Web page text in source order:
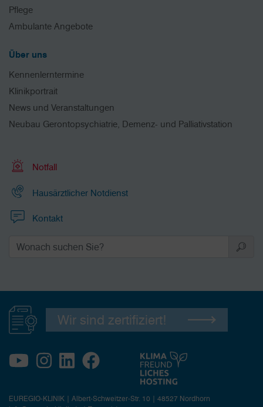
Pflege
Ambulante Angebote
Über uns
Kennenlerntermine
Klinikportrait
News und Veranstaltungen
Neubau Gerontopsychiatrie, Demenz- und Palliativstation
Notfall
Hausärztlicher Notdienst
Kontakt
Wir sind zertifiziert!
EUREGIO-KLINIK | Albert-Schweitzer-Str. 10 | 48527 Nordhorn